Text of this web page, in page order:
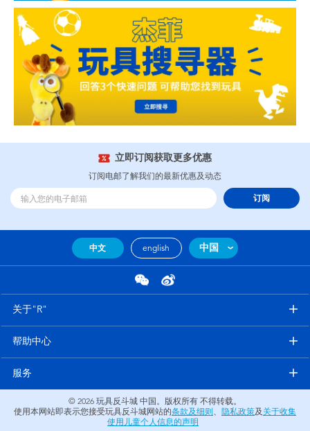
立即订阅获取更多优惠
订阅电邮了解我们的最新优惠及动态
订阅
中文 english 中国
关于"R"
帮助中心
服务
© 2026 玩具反斗城 中国。版权所有 不得转载。
使用本网站即表示您接受玩具反斗城网站的条款及细则 、 隐私政策及 关于收集
使用儿童个人信息的声明